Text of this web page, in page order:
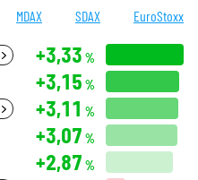
MDAX SDAX EuroStoxx
+3,33 %
+3,15 %
+3,11 %
+3,07 %
+2,87 %